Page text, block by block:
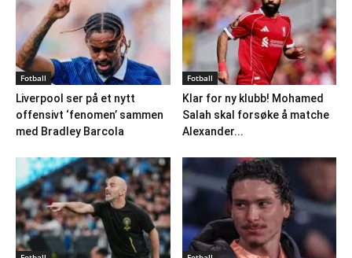
Fotball
Liverpool ser på et nytt
offensivt ‘fenomen’ sammen
med Bradley Barcola
Fotball
Klar for ny klubb! Mohamed
Salah skal forsøke å matche
Alexander...